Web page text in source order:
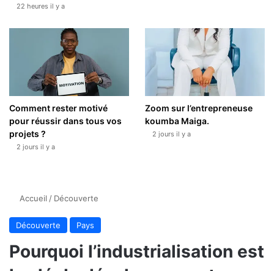
22 heures il y a
Comment rester motivé
pour réussir dans tous vos
projets ?
2 jours il y a
Zoom sur l’entrepreneuse
koumba Maiga.
2 jours il y a